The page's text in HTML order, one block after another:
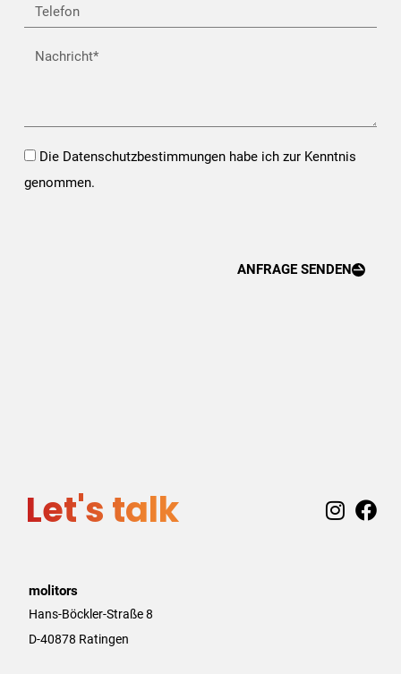
Telefon
Nachricht
Opt-
In*
Die Datenschutzbestimmungen habe ich zur Kenntnis
genommen.
ANFRAGE SENDEN
Let's talk
I
F
molitors
Hans-Böckler-Straße 8
D-40878 Ratingen